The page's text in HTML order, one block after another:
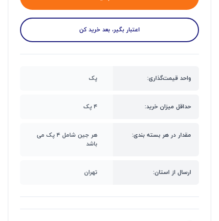
اعتبار بگیر، بعد خرید کن
واحد قیمت‌گذاری: پک
حداقل میزان خرید: ۴ پک
مقدار در هر بسته بندی:
هر جین شامل ۴ پک می
باشد
ارسال از استان: تهران